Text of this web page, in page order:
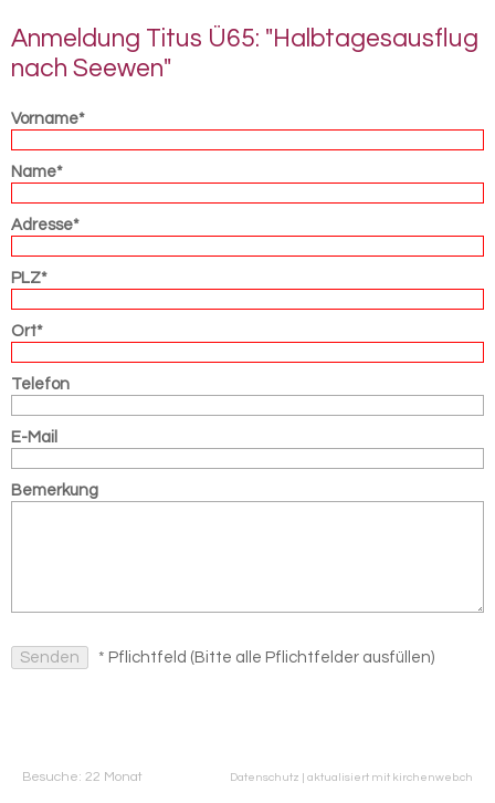
An­mel­dung Titus Ü65: "Halb­ta­ges­aus­flug
nach See­wen"
Vorname*
Name*
Adresse*
PLZ*
Ort*
Telefon
E-Mail
Bemerkung
* Pflichtfeld (Bitte alle Pflichtfelder ausfüllen)
Besuche: 22 Monat Datenschutz | aktualisiert mit kirchenweb.ch